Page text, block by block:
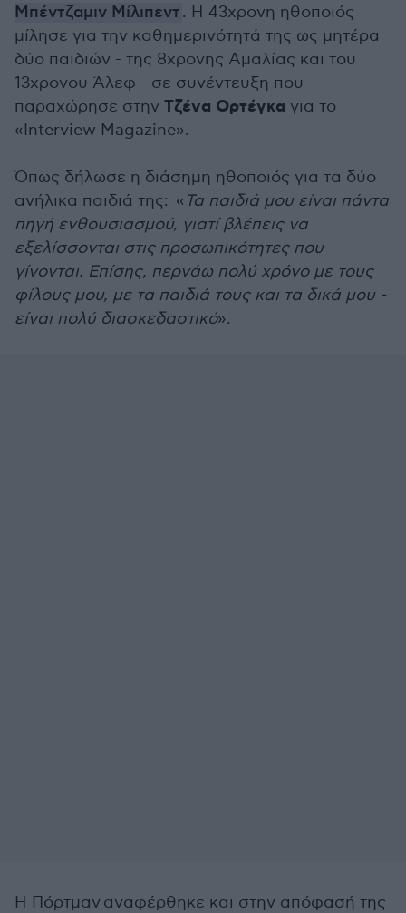
Μπέντζαμιν Μίλιπεντ. Η 43χρονη ηθοποιός
μίλησε για την καθημερινότητά της ως μητέρα
δύο παιδιών - της 8χρονης Αμαλίας και του
13χρονου Άλεφ - σε συνέντευξη που
παραχώρησε στην Τζένα Ορτέγκα για το
«Interview Magazine».
Όπως δήλωσε η διάσημη ηθοποιός για τα δύο
ανήλικα παιδιά της: « Τα παιδιά μου είναι πάντα
πηγή ενθουσιασμού, γιατί βλέπεις να
εξελίσσονται στις προσωπικότητες που
γίνονται. Επίσης, περνάω πολύ χρόνο με τους
φίλους μου, με τα παιδιά τους και τα δικά μου -
είναι πολύ διασκεδαστικό».
Η Πόρτμαν αναφέρθηκε και στην απόφασή της